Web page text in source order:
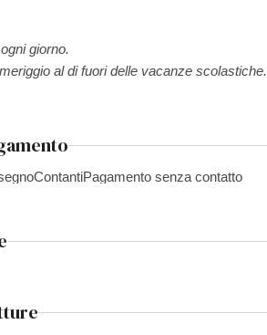
giorno.
al di fuori delle vacanze scolastiche.
ContantiPagamento senza contatto